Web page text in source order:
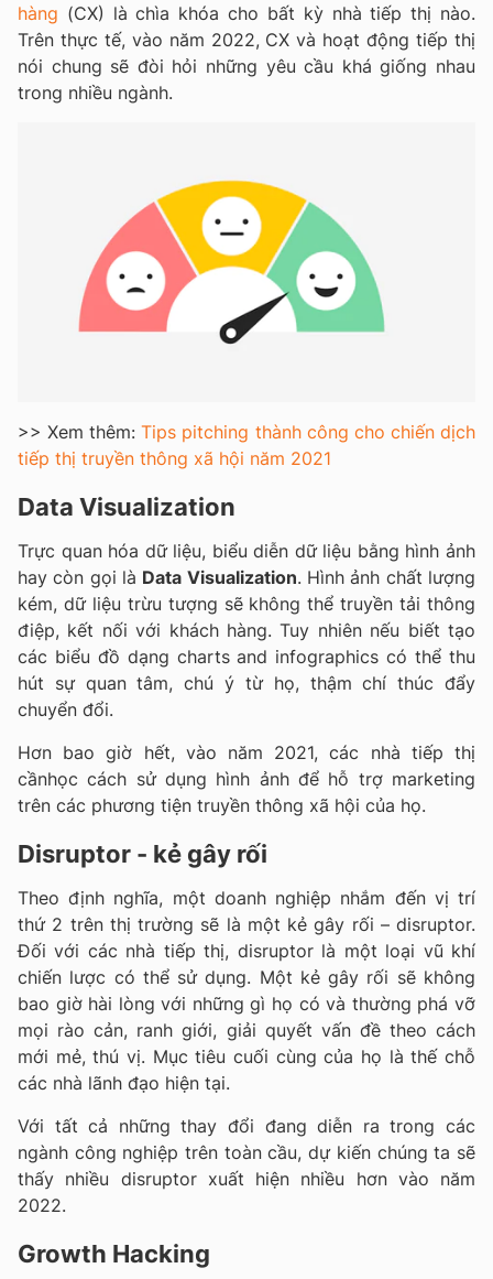
hàng (CX) là chìa khóa cho bất kỳ nhà tiếp thị nào.
Trên thực tế, vào năm 2022, CX và hoạt động tiếp thị
nói chung sẽ đòi hỏi những yêu cầu khá giống nhau
trong nhiều ngành.
>> Xem thêm:Tips pitching thành công cho chiến dịch
tiếp thị truyền thông xã hội năm 2021
Data Visualization
Trực quan hóa dữ liệu, biểu diễn dữ liệu bằng hình ảnh
hay còn gọi là Data Visualization. Hình ảnh chất lượng
kém, dữ liệu trừu tượng sẽ không thể truyền tải thông
điệp, kết nối với khách hàng. Tuy nhiên nếu biết tạo
các biểu đồ dạng charts and infographics có thể thu
hút sự quan tâm, chú ý từ họ, thậm chí thúc đẩy
chuyển đổi.
Hơn bao giờ hết, vào năm 2021, các nhà tiếp thị
cầnhọc cách sử dụng hình ảnh để hỗ trợ marketing
trên các phương tiện truyền thông xã hội của họ.
Disruptor - kẻ gây rối
Theo định nghĩa, một doanh nghiệp nhắm đến vị trí
thứ 2 trên thị trường sẽ là một kẻ gây rối – disruptor.
Đối với các nhà tiếp thị, disruptor là một loại vũ khí
chiến lược có thể sử dụng. Một kẻ gây rối sẽ không
bao giờ hài lòng với những gì họ có và thường phá vỡ
mọi rào cản, ranh giới, giải quyết vấn đề theo cách
mới mẻ, thú vị. Mục tiêu cuối cùng của họ là thế chỗ
các nhà lãnh đạo hiện tại.
Với tất cả những thay đổi đang diễn ra trong các
ngành công nghiệp trên toàn cầu, dự kiến chúng ta sẽ
thấy nhiều disruptor xuất hiện nhiều hơn vào năm
2022.
Growth Hacking